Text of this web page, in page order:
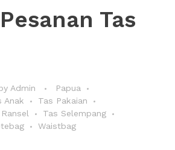
Tas
Admin
Papua
Anak
Tas Pakaian
Tas Selempang
Waistbag